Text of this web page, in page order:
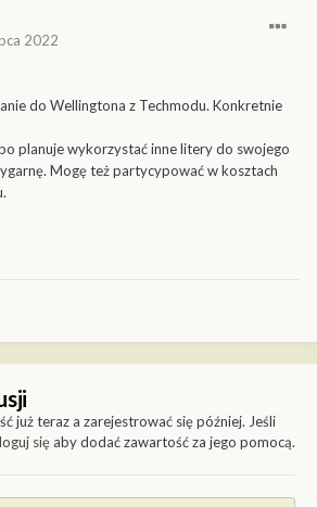
2022
do Wellingtona z Techmodu. Konkretnie
planuje wykorzystać inne litery do swojego
Mogę też partycypować w kosztach
już teraz a zarejestrować się później. Jeśli
sięaby dodać zawartość za jego pomocą.